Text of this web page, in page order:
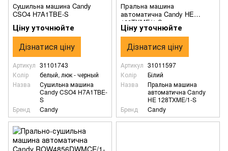
Сушильна машина Candy
CSO4 H7A1TBE-S
Ціну уточнюйте
Дізнатися ціну
Артикул 31101743
Колір
белый, люк - черный
Назва
Сушильна машина
Candy CSO4 H7A1TBE-
S
Бренд
Candy
Пральна машина
автоматична Candy HE
128TXME/1-S
Ціну уточнюйте
Дізнатися ціну
Артикул 31011597
Колір
Білий
Назва
Пральна машина
автоматична Candy
HE 128TXME/1-S
Бренд
Candy